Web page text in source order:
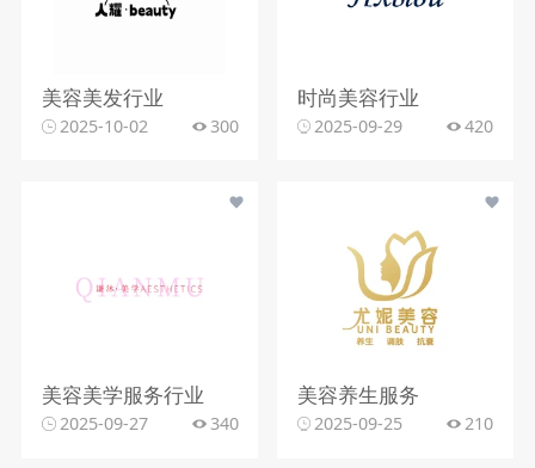
美容美发行业
2025-10-02 300
时尚美容行业
2025-09-29 420
美容美学服务行业
2025-09-27 340
美容养生服务
2025-09-25 210